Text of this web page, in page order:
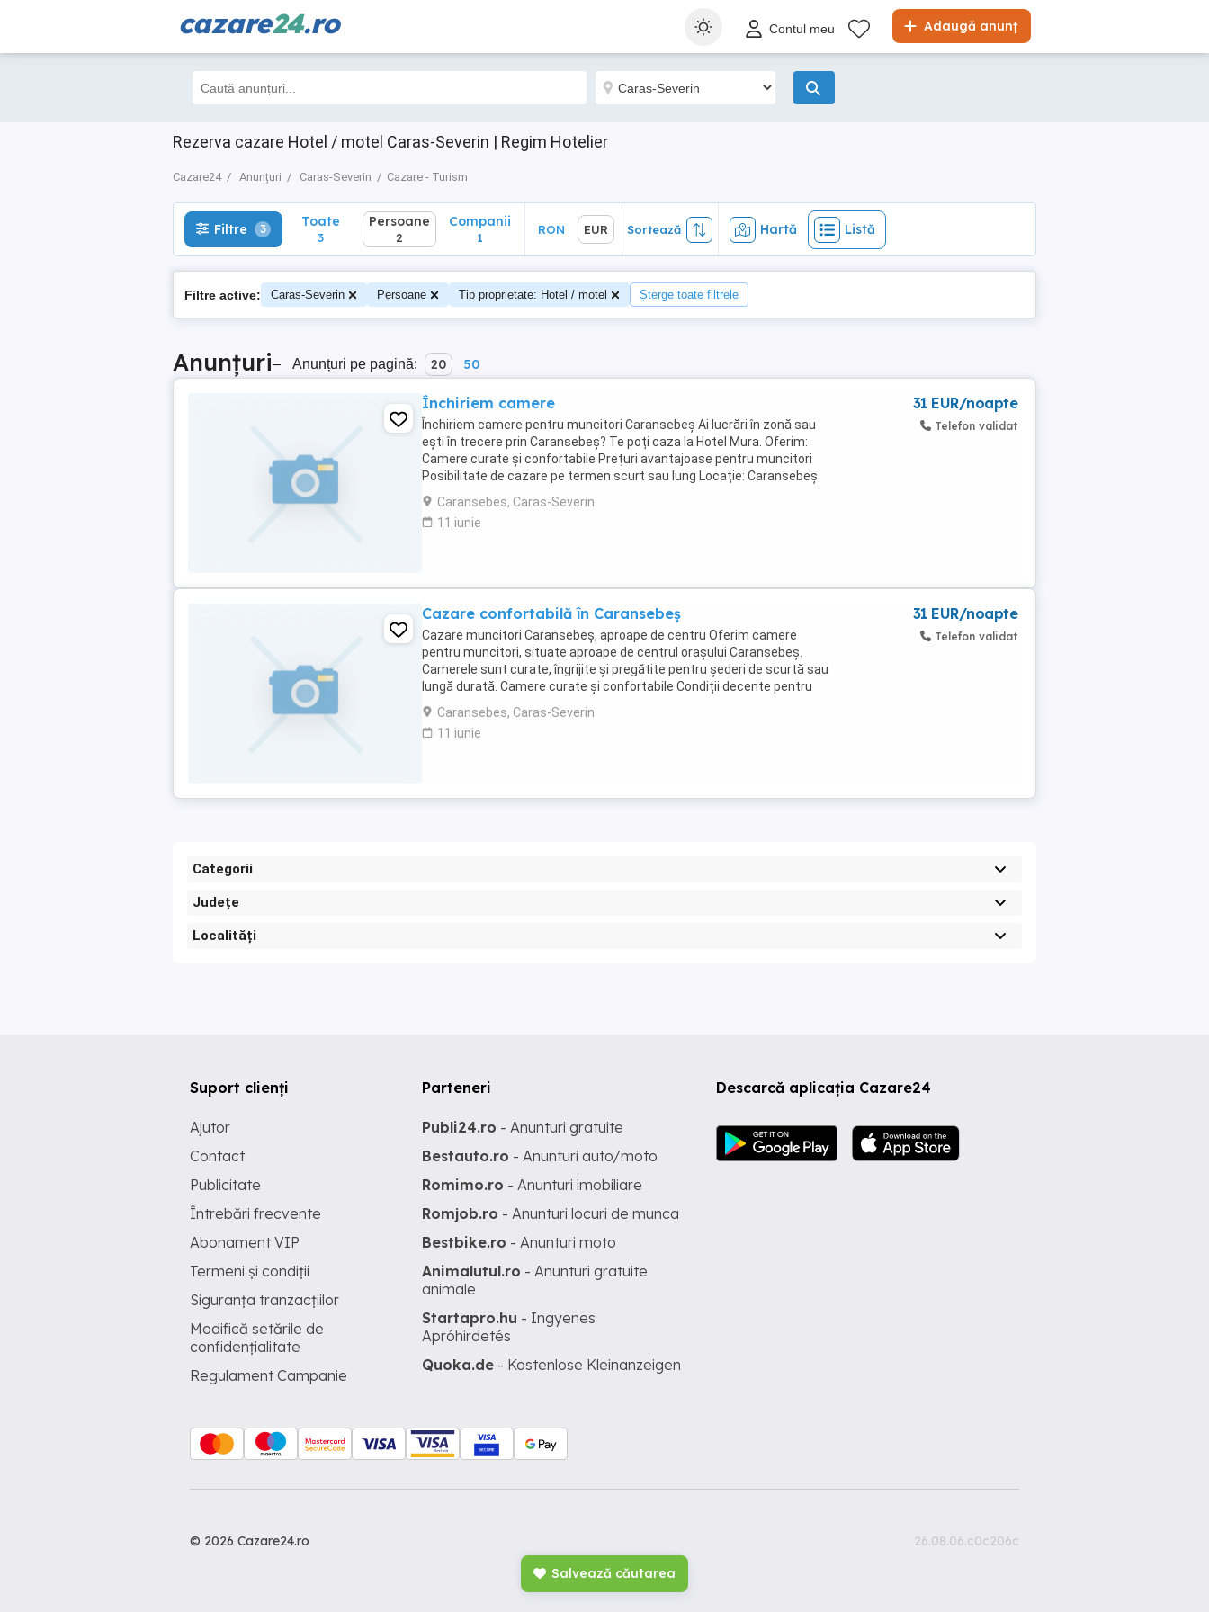
cazare24.ro Adaugă anunț
Contul meu
Rezerva cazare Hotel / motel Caras-Severin | Regim Hotelier
Cazare24 Anunțuri Caras-Severin Cazare - Turism
Filtre 3 Toate
3
Hartă Listă
Filtre 3 Toate
3
Persoane
2
Companii
1
RON EUR Sortează Hartă Listă
Filtre active: Caras-Severin Persoane Tip proprietate: Hotel / motel Șterge toate filtrele
Anunțuri– Anunțuri pe pagină: 20 50
Închiriem camere
Închiriem camere pentru muncitori Caransebeș Ai lucrări în zonă sau
ești în trecere prin Caransebeș? Te poți caza la Hotel Mura. Oferim:
Camere curate și confortabile Prețuri avantajoase pentru muncitori
Posibilitate de cazare pe termen scurt sau lung Locație: Caransebeș
Pentru rezervări ...
Caransebes, Caras-Severin
11 iunie
31 EUR/noapte
Telefon validat
Cazare confortabilă în Caransebeș
Cazare muncitori Caransebeș, aproape de centru Oferim camere
pentru muncitori, situate aproape de centrul orașului Caransebeș.
Camerele sunt curate, îngrijite și pregătite pentru șederi de scurtă sau
lungă durată. Camere curate și confortabile Condiții decente pentru
muncă și odihnă Acces ...
Caransebes, Caras-Severin
11 iunie
31 EUR/noapte
Telefon validat
Categorii
Județe
Localități
Salvează căutarea
Descarcă aplicația Cazare24
Suport clienți
Ajutor
Contact
Publicitate
Întrebări frecvente
Abonament VIP
Termeni și condiții
Siguranța tranzacțiilor
Modifică setările de
confidențialitate
Regulament Campanie
Parteneri
Publi24.ro - Anunturi gratuite
Bestauto.ro - Anunturi auto/moto
Romimo.ro - Anunturi imobiliare
Romjob.ro - Anunturi locuri de munca
Bestbike.ro - Anunturi moto
Animalutul.ro - Anunturi gratuite
animale
Startapro.hu - Ingyenes
Apróhirdetés
Quoka.de - Kostenlose Kleinanzeigen
© 2026 Cazare24.ro 26.08.06.c0c206c